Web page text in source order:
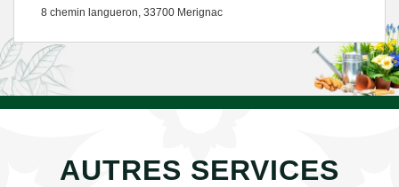
8 chemin langueron, 33700 Merignac
AUTRES SERVICES